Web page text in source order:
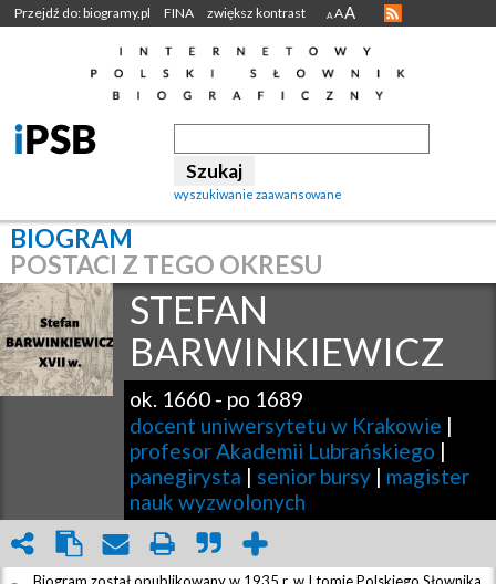
Przejdź do: biogramy.pl FINA zwiększ kontrast A AA
wyszukiwanie zaawansowane
BIOGRAM
POSTACI Z TEGO OKRESU
STEFAN
BARWINKIEWICZ
ok. 1660 - po 1689
docent uniwersytetu w Krakowie |
profesor Akademii Lubrańskiego |
panegirysta | senior bursy | magister
nauk wyzwolonych
Biogram został opublikowany w 1935 r. w I tomie Polskiego Słownika